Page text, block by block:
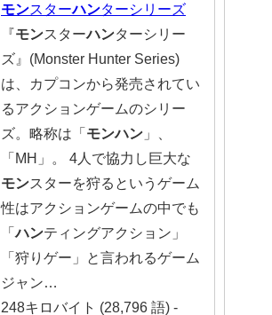
モンスターハンターシリーズ
『モンスターハンターシリー
ズ』(Monster Hunter Series)
は、カプコンから発売されてい
るアクションゲームのシリー
ズ。略称は「モンハン 」、
「MH」。 4人で協力し巨大な
モンスターを狩るというゲーム
性はアクションゲームの中でも
「ハンティングアクション」
「狩りゲー」と言われるゲーム
ジャン…
248キロバイト (28,796 語) -